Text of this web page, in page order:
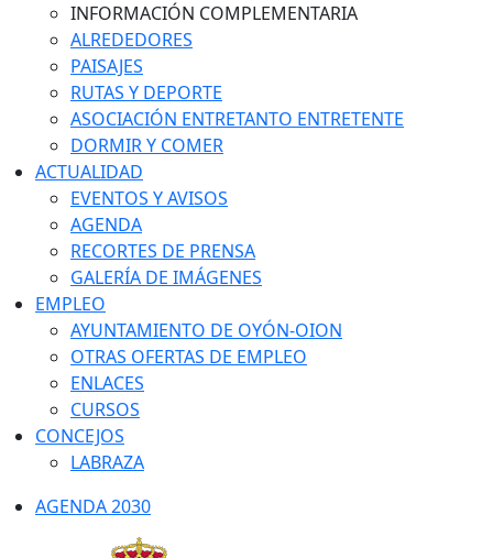
INFORMACIÓN COMPLEMENTARIA
ALREDEDORES
PAISAJES
RUTAS Y DEPORTE
ASOCIACIÓN ENTRETANTO ENTRETENTE
DORMIR Y COMER
ACTUALIDAD
EVENTOS Y AVISOS
AGENDA
RECORTES DE PRENSA
GALERÍA DE IMÁGENES
EMPLEO
AYUNTAMIENTO DE OYÓN-OION
OTRAS OFERTAS DE EMPLEO
ENLACES
CURSOS
CONCEJOS
LABRAZA
AGENDA 2030